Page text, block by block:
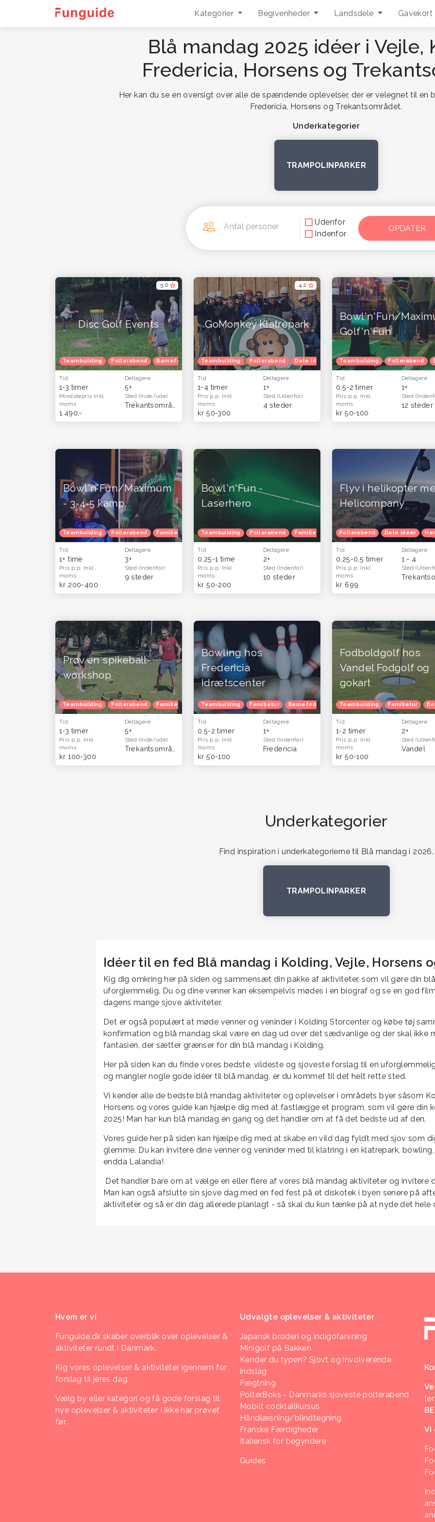
Kategorier Begivenheder Landsdele Gavekort
Blå mandag 2025 idéer i Vejle,
Fredericia, Horsens og
Her kan du se en oversigt over alle de spændende oplevelser, der er velegnet til en
Fredericia, Horsens og Trekantsområdet.
Underkategorier
TRAMPOLINPARKER
Antal personer
Udenfor
Indenfor
5,0
Disc Golf Events
Teambuilding Polterabend Børnefødselsdag Julefrokost Herretur Venindetur Blå mandag
Tid
1-3 timer
Deltagere
5+
Mindstepris Inkl.
moms
1.490,-
Sted (Inde/ude)
(Hele landet)
4,2
GoMonkey Klatrepark
Teambuilding Polterabend Date idéer Familietur Børnefødselsdag
Tid
1-4 timer
Deltagere
1+
Pris p.p. Inkl.
moms
kr 50-300
Sted (Udenfor)
4 steder
Bowl'n'Fun/
Golf'n'Fun
Teambuilding Polterabend
Tid
0,5-2 timer
Deltagere
1+
Pris p.p. Inkl.
moms
kr 50-100
Sted
12 steder
Bowl'n'Fun/Maximum
- 3-4-5 kamp
Teambuilding Polterabend Familietur Børnefødselsdag Julefrokost Herretur Venindetur Blå mandag
Tid
1+ time
Deltagere
3+
Pris p.p. Inkl.
moms
kr 200-400
Sted (Indenfor)
9 steder
Bowl'n'Fun -
Laserhero
Teambuilding Polterabend Familietur Børnefødselsdag Julefrokost
Tid
0,25-1 time
Deltagere
2+
Pris p.p. Inkl.
moms
kr 50-200
Sted (Indenfor)
10 steder
Flyv i helikopter
Helicompany
Polterabend Date idéer
Tid
0,25-0,5 timer
Deltagere
1 - 4
Pris p.p. Inkl.
moms
kr 699
Sted
Prøv en spikeball-
workshop
Teambuilding Polterabend Familietur Børnefødselsdag Julefrokost Herretur Venindetur Blå mandag
Tid
1-3 timer
Deltagere
5+
Pris p.p. Inkl.
moms
kr 100-300
Sted (Inde/ude)
(Hele landet)
Bowling hos
Fredericia
Idrætscenter
Teambuilding Familietur Børnefødselsdag Julefrokost Herretur
Tid
0,5-2 timer
Deltagere
1+
Pris p.p. Inkl.
moms
kr 50-100
Sted (Indenfor)
Fredericia
Fodboldgolf hos
Vandel Fodgolf og
gokart
Teambuilding Familietur
Tid
1-2 timer
Deltagere
2+
Pris p.p. Inkl.
moms
kr 50-100
Sted
Vandel
Underkategorier
Find inspiration i underkategorierne til Blå mandag i 2026.
TRAMPOLINPARKER
Idéer til en fed Blå mandag i Kolding, Vejle, Horsens
Kig dig omkring her på siden og sammensæt din pakke af aktiviteter, som vil gøre din
uforglemmelig. Du og dine venner kan eksempelvis mødes i en biograf og se en god
dagens mange sjove aktiviteter.
Det er også populært at møde venner og veninder i Kolding Storcenter og købe tøj
konfirmation og blå mandag skal være en dag ud over det sædvanlige og der skal ikke
fantasien, der sætter grænser for din blå mandag i Kolding.
Her på siden kan du finde vores bedste, vildeste og sjoveste forslag til en
og mangler nogle gode idéer til blå mandag, er du kommet til det helt rette sted.
Vi kender alle de bedste blå mandag aktiviteter og oplevelser i områdets byer såsom
Horsens og vores guide kan hjælpe dig med at fastlægge et program, som vil gøre din
2025! Man har kun blå mandag én gang og det handler om at få det bedste ud af den.
Vores guide her på siden kan hjælpe dig med at skabe en vild dag fyldt med sjov som
glemme. Du kan invitere dine venner og veninder med til klatring i en klatrepark,
endda Lalandia!
Det handler bare om at vælge en eller flere af vores blå mandag aktiviteter og invitere
Man kan også afslutte sin sjove dag med en fed fest på et diskotek i byen senere på
aktiviteter og så er din dag allerede planlagt - så skal du kun tænke på at nyde det hele
Hvem er vi
Funguide.dk skaber overblik over oplevelser &
aktiviteter rundt i Danmark.
Kig vores oplevelser & aktiviteter igennem for
forslag til jeres dag.
Vælg by eller kategori og få gode forslag til
nye oplevelser & aktiviteter I ikke har prøvet
før.
Udvalgte oplevelser & aktiviteter
Japansk broderi og indigofarvning
Minigolf på Bakken
Kender du typen? Sjovt og involverende
indslag
Fægtning
PolterBoks - Danmarks sjoveste polterabend
Mobilt cocktailkursus
Håndlæsning/blindtegning
Franske Færdigheder
Italiensk for begyndere
Guides
Vi